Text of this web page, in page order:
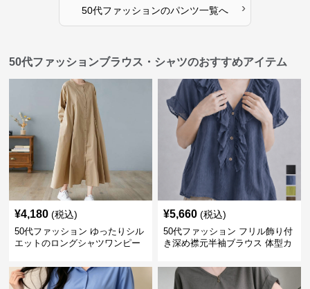
50代ファッションのパンツ一覧へ ›
50代ファッションブラウス・シャツのおすすめアイテム
¥4,180 (税込)
50代ファッション ゆったりシル
エットのロングシャツワンピー
¥5,660 (税込)
50代ファッション フリル飾り付
き深め襟元半袖ブラウス 体型カ